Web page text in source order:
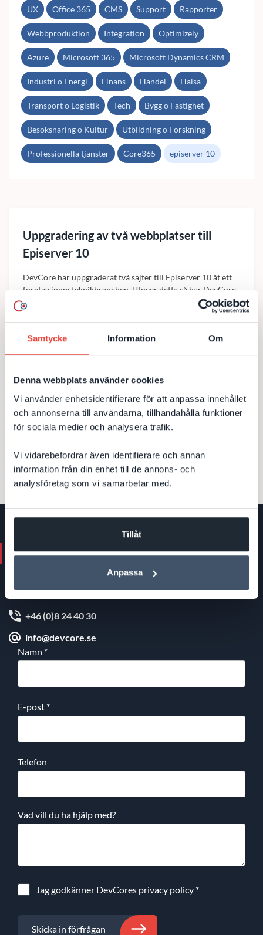
Samtycke Information Om
Denna webbplats använder cookies
Vi använder enhetsidentifierare för att anpassa innehållet
och annonserna till användarna, tillhandahålla funktioner
för sociala medier och analysera trafik.
Vi vidarebefordrar även identifierare och annan
information från din enhet till de annons- och
analysföretag som vi samarbetar med.
Tillåt
Anpassa
UX Office 365 CMS Support Rapporter
Webbproduktion Integration Optimizely
Azure Microsoft 365 Microsoft Dynamics CRM
Industri o Energi Finans Handel Hälsa
Transport o Logistik Tech Bygg o Fastighet
Besöksnäring o Kultur Utbildning o Forskning
Professionella tjänster Core365 episerver 10
Uppgradering av två webbplatser till
Episerver 10
DevCore har uppgraderat två sajter till Episerver 10 åt ett
företag inom teknikbranchen. Utöver detta så har DevCore
även hjälpt till med ny design och utveckling av företagets
Episerver EPiServer 10
Till kundcase
Kontakta oss. Vi hjälper dig.
+46 (0)8 24 40 30
info@devcore.se
Namn *
E-post *
Telefon
Vad vill du ha hjälp med?
Jag godkänner DevCores privacy policy *
Skicka in förfrågan